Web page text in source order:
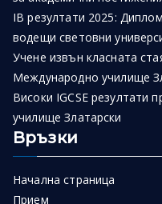
IB резултати 2025:
водещи световни
Учене извън класната
Международно училище
Високи IGCSE резултати
училище Златарски
Връзки
Начална страница
Прием